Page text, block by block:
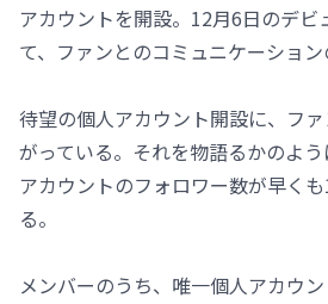
アカウントを開設。12月6日のデビ
て、ファンとのコミュニケーション
待望の個人アカウント開設に、フ
がっている。それを物語るかのよ
アカウントのフォロワー数が早く
る。
メンバーのうち、唯一個人アカウ